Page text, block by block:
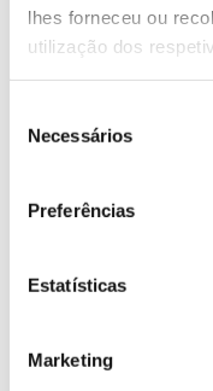
lhes forneceu ou
utilização dos
Necessários
Preferências
Estatísticas
Marketing
Genoma do
conhecer para
02.07.2026
cidadãos